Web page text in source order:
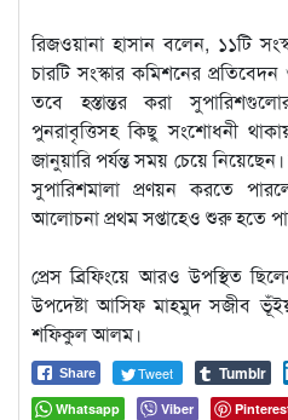
রিজওয়ানা হাসান বলেন, ১১টি
চারটি সংস্কার কমিশনের
তবে হস্তান্তর করা
পুনরাবৃত্তিসহ কিছু সংশোধনী
জানুয়ারি পর্যন্ত সময় চেয়ে
সুপারিশমালা প্রণয়ন করতে
আলোচনা প্রথম সপ্তাহেও শুরু হতে
প্রেস ব্রিফিংয়ে আরও উপস্থিত
উপদেষ্টা আসিফ মাহমুদ সজীব
শফিকুল আলম।
Share Tweet Tumblr
Whatsapp
Viber